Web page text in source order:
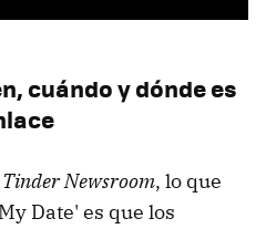
cuándo y dónde es
Tinder Newsroom, lo que
Date' es que los